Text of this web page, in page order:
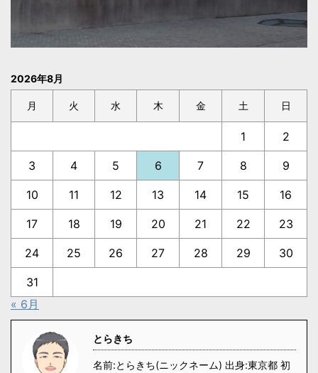
2026年8月
月 火 水 木 金 土 日
1 2
3 4 5 6 7 8 9
10 11 12 13 14 15 16
17 18 19 20 21 22 23
24 25 26 27 28 29 30
31
« 6月
とらきち
名前:とらきち(ニックネーム) 出身:東京都 初